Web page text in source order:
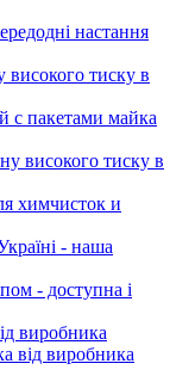
настання
високого тиску в
с пакетами майка
високого тиску в
химчисток и
- наша
- доступна і
виробника
від виробника